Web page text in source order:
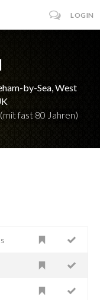
LOGIN
by-Sea, West
fast 80 Jahren)